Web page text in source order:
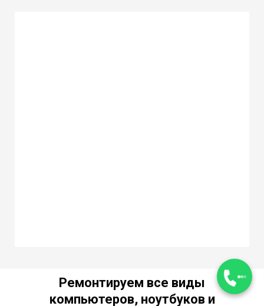
Ремонтируем все виды
компьютеров, ноутбуков и